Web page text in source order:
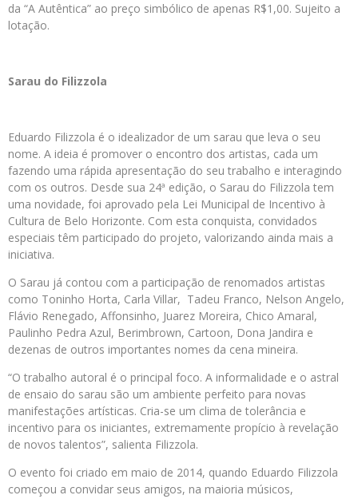
da “A Autêntica” ao preço simbólico de apenas R$1,00. Sujeito a
lotação.
Sarau do Filizzola
Eduardo Filizzola é o idealizador de um sarau que leva o seu
nome. A ideia é promover o encontro dos artistas, cada um
fazendo uma rápida apresentação do seu trabalho e interagindo
com os outros. Desde sua 24ª edição, o Sarau do Filizzola tem
uma novidade, foi aprovado pela Lei Municipal de Incentivo à
Cultura de Belo Horizonte. Com esta conquista, convidados
especiais têm participado do projeto, valorizando ainda mais a
iniciativa.
O Sarau já contou com a participação de renomados artistas
como Toninho Horta, Carla Villar, Tadeu Franco, Nelson Angelo,
Flávio Renegado, Affonsinho, Juarez Moreira, Chico Amaral,
Paulinho Pedra Azul, Berimbrown, Cartoon, Dona Jandira e
dezenas de outros importantes nomes da cena mineira.
“O trabalho autoral é o principal foco. A informalidade e o astral
de ensaio do sarau são um ambiente perfeito para novas
manifestações artísticas. Cria-se um clima de tolerância e
incentivo para os iniciantes, extremamente propício à revelação
de novos talentos”, salienta Filizzola.
O evento foi criado em maio de 2014, quando Eduardo Filizzola
começou a convidar seus amigos, na maioria músicos,